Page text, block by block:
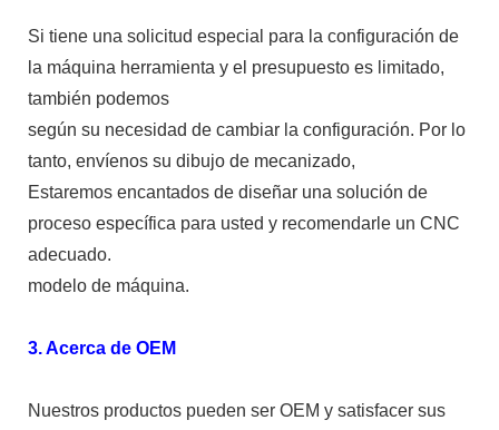
Si tiene una solicitud especial para la configuración de
la máquina herramienta y el presupuesto es limitado,
también podemos
según su necesidad de cambiar la configuración. Por lo
tanto, envíenos su dibujo de mecanizado,
Estaremos encantados de diseñar una solución de
proceso específica para usted y recomendarle un CNC
adecuado.
modelo de máquina.
3. Acerca de OEM
Nuestros productos pueden ser OEM y satisfacer sus